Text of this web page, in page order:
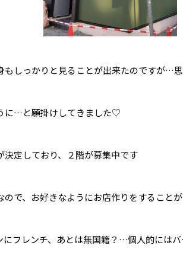
もしっかりと見ることが出来たのですが…
に…と願掛けしてきました♡
決定しており、２階が募集中です
ので、お好きなようにお店作りをすること
にフレンチ、あとは無国籍？…個人的には